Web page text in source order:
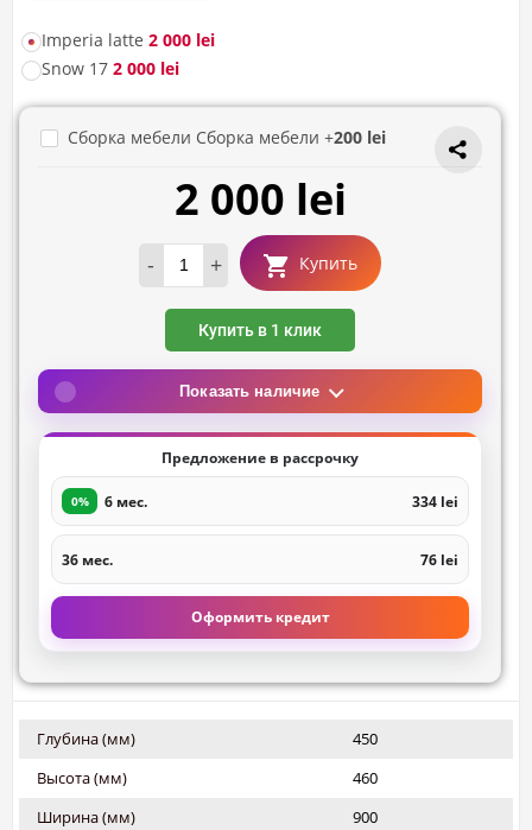
Imperia latte 2 000 lei
Snow 17 2 000 lei
Сборка мебели Сборка мебели +200 lei
2 000 lei
- + Купить
Купить в 1 клик
Показать наличие
Предложение в рассрочку
0% 6 мес. 334 lei
36 мес. 76 lei
Оформить кредит
Глубина (мм)
450
Высота (мм)
460
Ширина (мм)
900